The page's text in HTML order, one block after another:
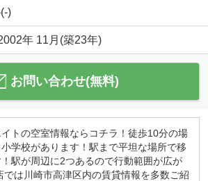
)
年 11月(築23年)
お問い合わせ(無料)
トの空室情報ならコチラ！徒歩10分の場
学校があります！駅まで平坦な場所で移
駅が周辺に2つあるので行動範囲が広が
では川崎市高津区内の賃貸情報を多数ご紹